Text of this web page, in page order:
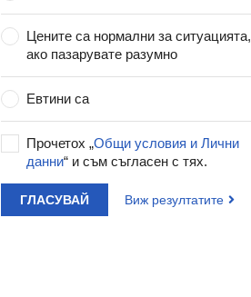
Цените са нормални за ситуацията,
ако пазарувате разумно
Евтини са
Прочетох „Общи условия и Лични
данни“ и съм съгласен с тях.
ГЛАСУВАЙ Виж резултатите